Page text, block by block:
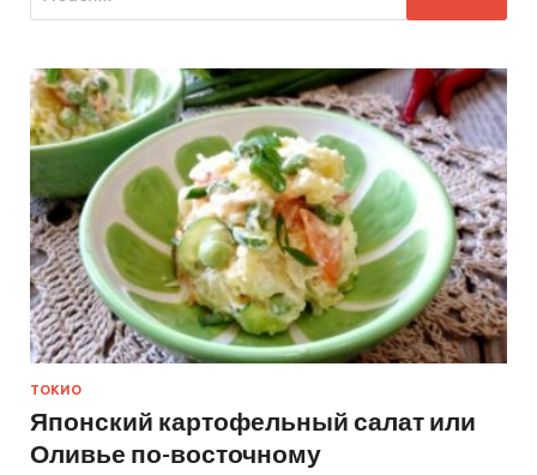
ТОКИО
Японский картофельный салат или
Оливье по-восточному